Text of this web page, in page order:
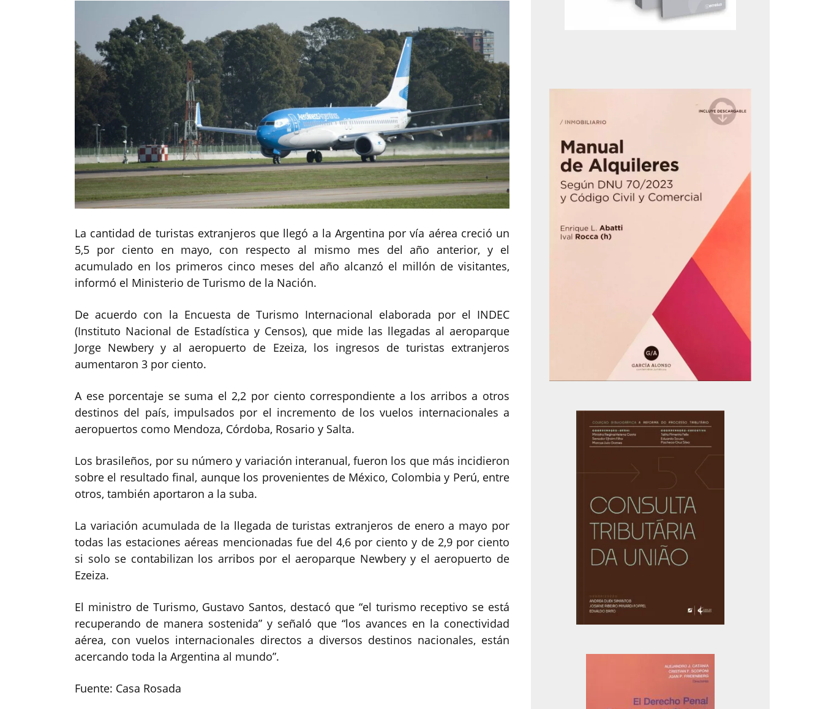
La cantidad de turistas extranjeros que llegó a la Argentina por vía aérea creció un
5,5 por ciento en mayo, con respecto al mismo mes del año anterior, y el
acumulado en los primeros cinco meses del año alcanzó el millón de visitantes,
informó el Ministerio de Turismo de la Nación.
De acuerdo con la Encuesta de Turismo Internacional elaborada por el INDEC
(Instituto Nacional de Estadística y Censos), que mide las llegadas al aeroparque
Jorge Newbery y al aeropuerto de Ezeiza, los ingresos de turistas extranjeros
aumentaron 3 por ciento.
A ese porcentaje se suma el 2,2 por ciento correspondiente a los arribos a otros
destinos del país, impulsados por el incremento de los vuelos internacionales a
aeropuertos como Mendoza, Córdoba, Rosario y Salta.
Los brasileños, por su número y variación interanual, fueron los que más incidieron
sobre el resultado final, aunque los provenientes de México, Colombia y Perú, entre
otros, también aportaron a la suba.
La variación acumulada de la llegada de turistas extranjeros de enero a mayo por
todas las estaciones aéreas mencionadas fue del 4,6 por ciento y de 2,9 por ciento
si solo se contabilizan los arribos por el aeroparque Newbery y el aeropuerto de
Ezeiza.
El ministro de Turismo, Gustavo Santos, destacó que “el turismo receptivo se está
recuperando de manera sostenida” y señaló que “los avances en la conectividad
aérea, con vuelos internacionales directos a diversos destinos nacionales, están
acercando toda la Argentina al mundo”.
Fuente: Casa Rosada